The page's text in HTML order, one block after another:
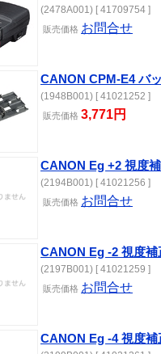
(2478A001) [ 41709754 ]
販売価格 お問合せ
CANON CPM-E4 バ
(1948B001) [ 41021252 ]
販売価格 3,771円
CANON Eg +2 視度
(2194B001) [ 41021256 ]
販売価格 お問合せ
CANON Eg -2 視度補
(2197B001) [ 41021259 ]
販売価格 お問合せ
CANON Eg -4 視度補